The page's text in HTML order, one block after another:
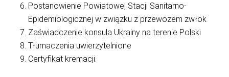
Postanowienie Powiatowej Stacji Sanitarno-
Epidemiologicznej w związku z przewozem zwłok
Zaświadczenie konsula Ukrainy na terenie Polski
Tłumaczenia uwierzytelnione
Certyfikat kremacji.